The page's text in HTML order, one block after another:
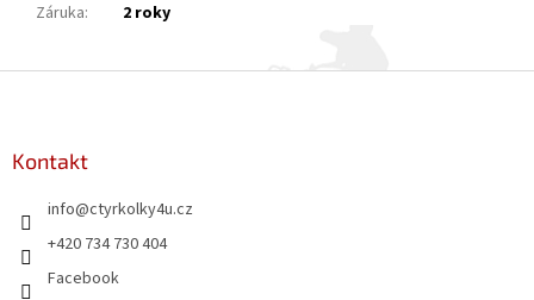
Záruka: 2 roky
Kontakt
info@ctyrkolky4u.cz
+420 734 730 404
Facebook